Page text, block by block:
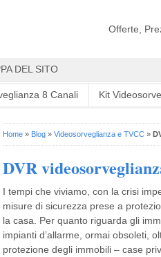
Offerte,
DEL SITO
8 Canali Kit
Home » Blog » Videosorveglianza e TVCC »
DVR
I tempi che viviamo, con la crisi
misure di sicurezza prese a
la casa. Per quanto riguarda gli
impianti d’allarme, ormai obsoleti,
protezione degli immobili – case